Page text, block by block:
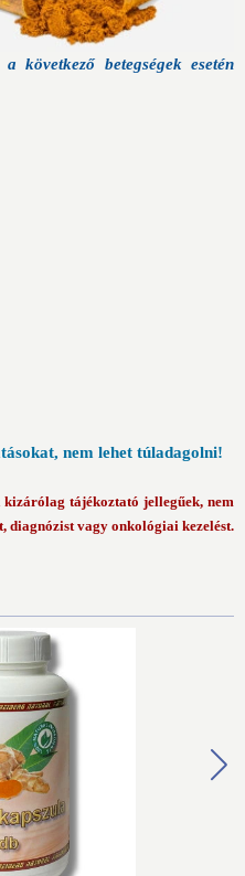
következő betegségek esetén
nem lehet túladagolni!
tájékoztató jellegűek, nem
diagnózist vagy onkológiai kezelést.